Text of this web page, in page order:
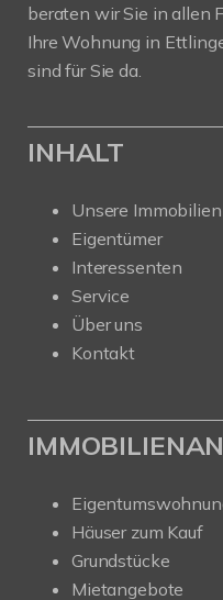
beraten wir Sie in allen
Ihre Wohnung in
sind für Sie da.
INHALT
Unsere Immobilien
Eigentümer
Interessenten
Service
Über uns
Kontakt
Häuser zum Kauf
Grundstücke
Mietangebote